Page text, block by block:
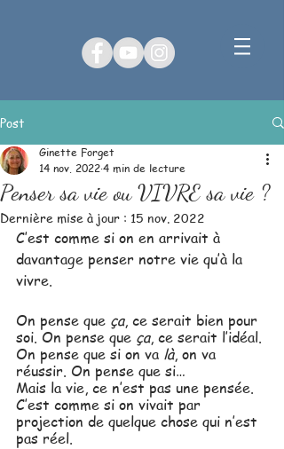
Post
Penser sa vie ou VIVRE sa vie ?
Ginette Forget
14 nov. 20224 min de lecture
Dernière mise à jour : 15 nov. 2022
C’est comme si on en arrivait à
davantage penser notre vie qu’à la
vivre.
On pense que ça, ce serait bien pour
soi. On pense que ça, ce serait l’idéal.
On pense que si on va là, on va
réussir. On pense que si…
Mais la vie, ce n’est pas une pensée.
C’est comme si on vivait par
projection de quelque chose qui n’est
pas réel.